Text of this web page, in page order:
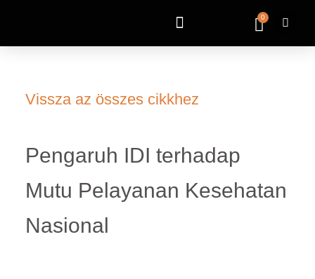
0
Vissza az összes cikkhez
Pengaruh IDI terhadap
Mutu Pelayanan Kesehatan
Nasional